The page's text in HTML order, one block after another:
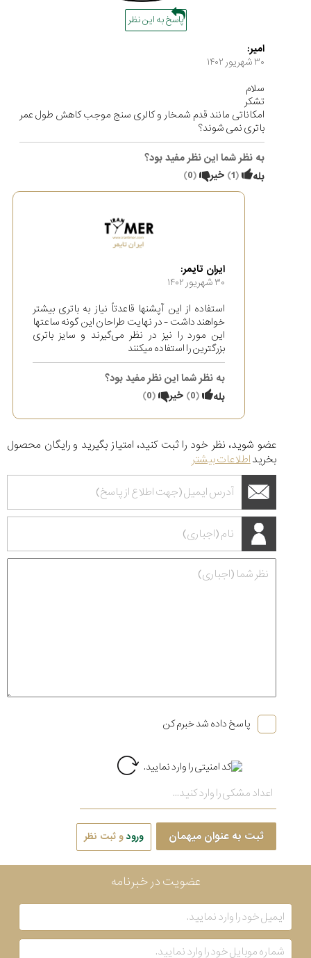
پاسخ به این نظر
امیر:
۳۰ شهریور ۱۴۰۲
سلام
تشکر
امکاناتی مانند قدم شمخار و کالری سنج موجب کاهش طول عمر
باتری نمی شوند؟
به نظر شما این نظر مفید بود؟
بله
(
1
) خیر (
0
)
ایران تایمر:
۳۰ شهریور ۱۴۰۲
استفاده از این آپشنها قاعدتاً نیاز به باتری بیشتر
خواهند داشت - در نهایت طراحان این گونه ساعتها
این مورد را نیز در نظر می‌گیرند و سایز باتری
بزرگترین را استفاده میکنند
به نظر شما این نظر مفید بود؟
بله
(
0
) خیر (
0
)
عضو شوید، نظر خود را ثبت کنید، امتیاز بگیرید و رایگان محصول
بخریداطلاعات بیشتر
پاسخ داده شد خبرم کن
ثبت به عنوان میهمان ورودو ثبت نظر
عضویت در خبرنامه